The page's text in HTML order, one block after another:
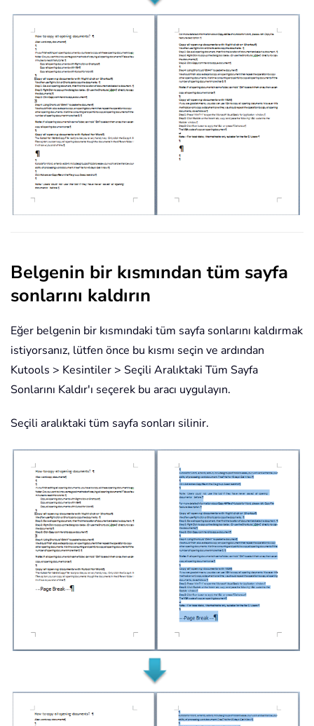
Belgenin bir kısmından tüm sayfa
sonlarını kaldırın
Eğer belgenin bir kısmındaki tüm sayfa sonlarını kaldırmak
istiyorsanız, lütfen önce bu kısmı seçin ve ardından
Kutools > Kesintiler > Seçili Aralıktaki Tüm Sayfa
Sonlarını Kaldır'ı seçerek bu aracı uygulayın.
Seçili aralıktaki tüm sayfa sonları silinir.